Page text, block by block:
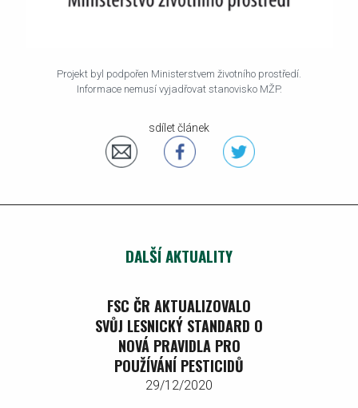
Projekt byl podpořen Ministerstvem životního prostředí.
Informace nemusí vyjadřovat stanovisko MŽP.
sdílet článek
DALŠÍ AKTUALITY
FSC ČR AKTUALIZOVALO
SVŮJ LESNICKÝ STANDARD O
NOVÁ PRAVIDLA PRO
POUŽÍVÁNÍ PESTICIDŮ
29/12/2020